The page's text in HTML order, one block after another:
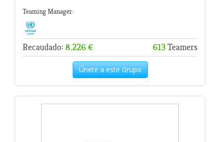
Teaming Manager:
Recaudado: 8.226 € 613Teamers
Únete a este Grupo